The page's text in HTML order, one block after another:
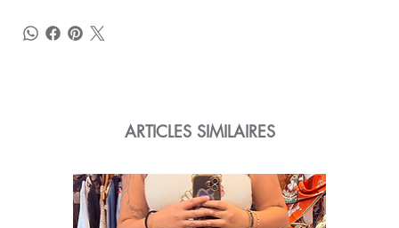
ARTICLES SIMILAIRES